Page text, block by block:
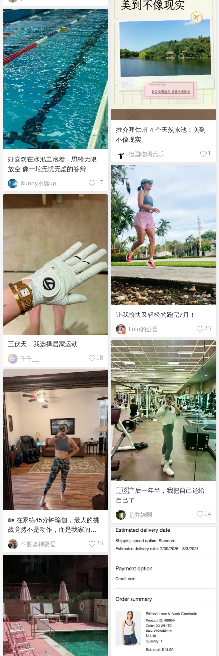
推介拜仁州 4 个天然泳池！美到
不像现实
德国吃喝玩乐 1
好喜欢在泳池里泡着，思绪无限
放空 像一坨无忧无虑的答辩
Sunny永远up 17
让我愉快又轻松的跑完7月！
Lulu的公园 33
三伏天，我选择居家运动
千千__ 18
🇺🇸产后一年半，我把自己还给
自己了
是乔妹啊 14
🏡 在家练45分钟瑜伽，最大的挑
战竟然不是动作，而是我家的大
毛球😂不要坚持要爱 23